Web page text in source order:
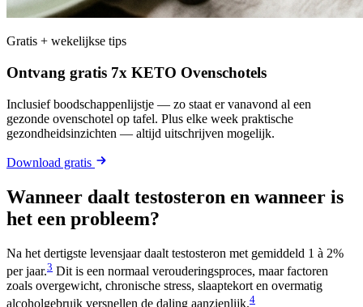
Gratis + wekelijkse tips
Ontvang gratis 7x KETO Ovenschotels
Inclusief boodschappenlijstje — zo staat er vanavond al een
gezonde ovenschotel op tafel. Plus elke week praktische
gezondheidsinzichten — altijd uitschrijven mogelijk.
Download gratis
Wanneer daalt testosteron en wanneer is
het een probleem?
Na het dertigste levensjaar daalt testosteron met gemiddeld 1 à 2%
per jaar.3 Dit is een normaal verouderingsproces, maar factoren
zoals overgewicht, chronische stress, slaaptekort en overmatig
alcoholgebruik versnellen de daling aanzienlijk.4